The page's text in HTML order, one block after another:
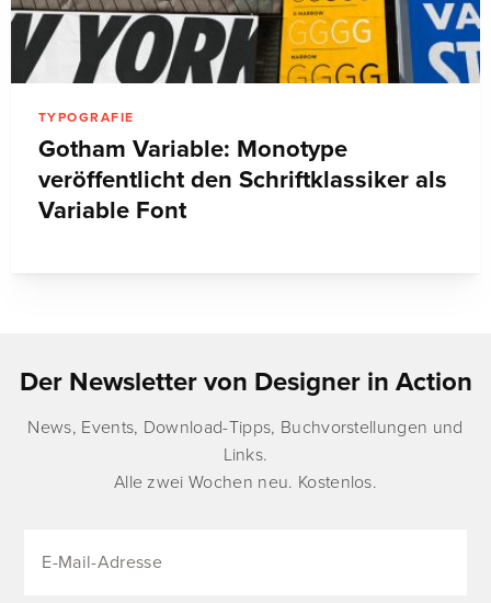
TYPOGRAFIE
Gotham Variable: Monotype
veröffentlicht den Schriftklassiker als
Variable Font
Der Newsletter von Designer in Action
News, Events, Download-Tipps, Buchvorstellungen und
Links.
Alle zwei Wochen neu. Kostenlos.